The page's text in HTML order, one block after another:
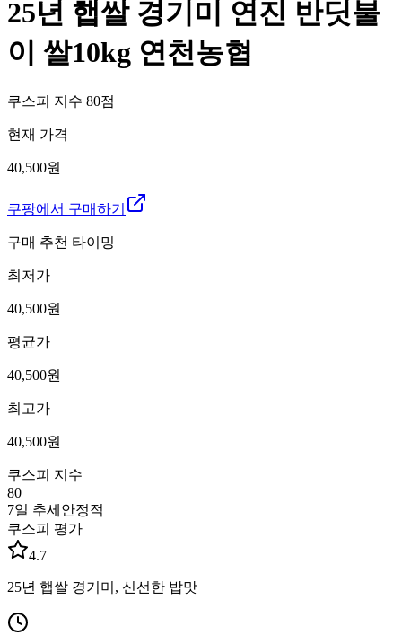
25년 햅쌀 경기미 연진 반딧불
이 쌀10kg 연천농협
쿠스피 지수 80점
현재 가격
40,500원
쿠팡에서 구매하기
구매 추천 타이밍
최저가
40,500원
평균가
40,500원
최고가
40,500원
쿠스피 지수
80
7일 추세 안정적
쿠스피 평가
4.7
25년 햅쌀 경기미, 신선한 밥맛